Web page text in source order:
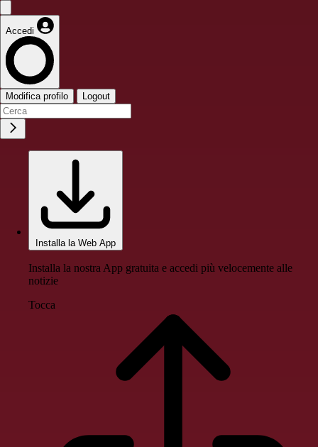
Accedi
Modifica profilo Logout
Installa la Web App
Installa la nostra App gratuita e accedi più velocemente alle
notizie
Tocca